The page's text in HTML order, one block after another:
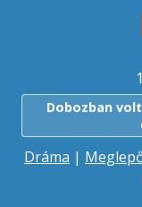
Dobozban
Dráma |